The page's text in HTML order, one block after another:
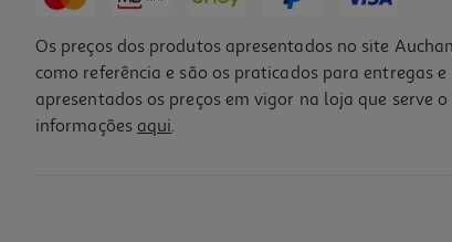
Os preços dos produtos apresentados no site
como referência e são os praticados para entregas
apresentados os preços em vigor na loja que
informações aqui.